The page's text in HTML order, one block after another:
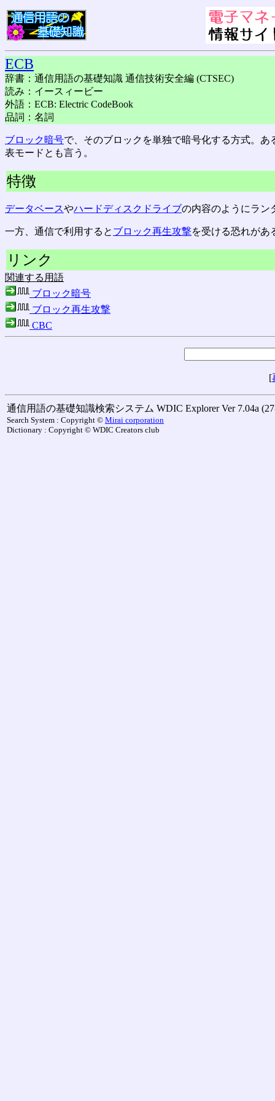
ECB
辞書：通信用語の基礎知識 通信技術安全編 (CTSEC)
読み：イースィービー
外語：ECB: Electric CodeBook
品詞：名詞
ブロック暗号で、そのブロックを単独で暗号化する方式。あ
表モードとも言う。
特徴
データベースやハードディスクドライブの内容のようにラン
一方、通信で利用すると ブロック再生攻撃を受ける恐れがあ
リンク
関連する用語
ブロック暗号
ブロック再生攻撃
CBC
[
通信用語の基礎知識検索システム WDIC Explorer Ver 7.04a
Search System : Copyright © Mirai corporation
Dictionary : Copyright © WDIC Creators club